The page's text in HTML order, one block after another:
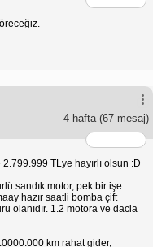
4 hafta(67 mesaj)
TLye hayırlı olsun :D
sandık motor, pek bir işe
hazır saatli bomba çift
olanıdır. 1.2 motora ve dacia
km rahat gider,